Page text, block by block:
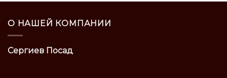
О НАШЕЙ КОМПАНИИ
Сергиев Посад